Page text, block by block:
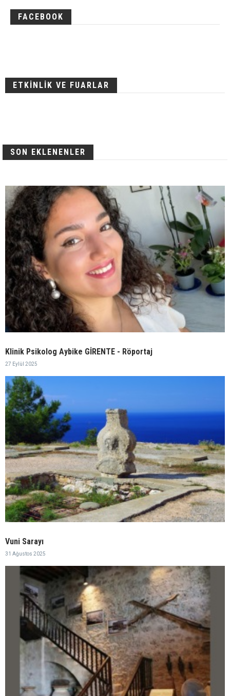
FACEBOOK
ETKİNLİK VE FUARLAR
SON EKLENENLER
Klinik Psikolog Aybike GİRENTE - Röportaj
27 Eylül 2025
Vuni Sarayı
31 Ağustos 2025